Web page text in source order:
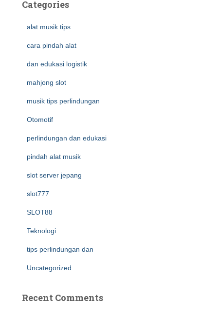
Categories
alat musik tips
cara pindah alat
dan edukasi logistik
mahjong slot
musik tips perlindungan
Otomotif
perlindungan dan edukasi
pindah alat musik
slot server jepang
slot777
SLOT88
Teknologi
tips perlindungan dan
Uncategorized
Recent Comments